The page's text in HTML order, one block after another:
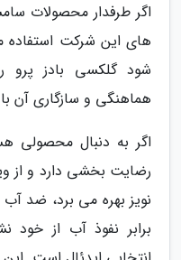
اگر طرفدار محصولات
های این شرکت
شود گلکسی بادز پرو
هماهنگی و سازگاری آن
اگر به دنبال محصولی
رضایت بخشی دارد و از
نویز بهره می برد، ضد
برابر نفوذ آب از